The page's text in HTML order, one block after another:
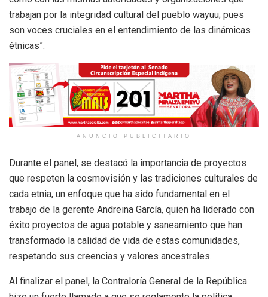
trabajan por la integridad cultural del pueblo wayuu; pues
son voces cruciales en el entendimiento de las dinámicas
étnicas”.
ANUNCIO PUBLICITARIO
Durante el panel, se destacó la importancia de proyectos
que respeten la cosmovisión y las tradiciones culturales de
cada etnia, un enfoque que ha sido fundamental en el
trabajo de la gerente Andreina García, quien ha liderado con
éxito proyectos de agua potable y saneamiento que han
transformado la calidad de vida de estas comunidades,
respetando sus creencias y valores ancestrales.
Al finalizar el panel, la Contraloría General de la República